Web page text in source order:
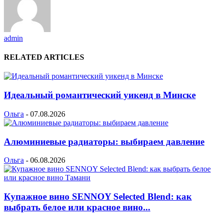
admin
RELATED ARTICLES
Идеальный романтический уикенд в Минске
Ольга - 07.08.2026
Алюминиевые радиаторы: выбираем давление
Ольга - 06.08.2026
Купажное вино SENNOY Selected Blend: как
выбрать белое или красное вино...